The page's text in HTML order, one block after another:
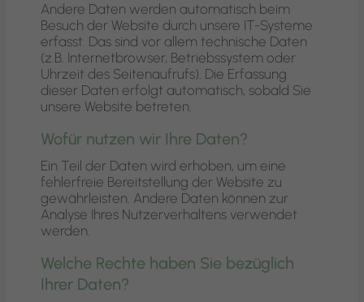
Andere Daten werden automatisch beim
Besuch der Website durch unsere IT-Systeme
erfasst. Das sind vor allem technische Daten
(z.B. Internetbrowser, Betriebssystem oder
Uhrzeit des Seitenaufrufs). Die Erfassung
dieser Daten erfolgt automatisch, sobald Sie
unsere Website betreten.
Wofür nutzen wir Ihre Daten?
Ein Teil der Daten wird erhoben, um eine
fehlerfreie Bereitstellung der Website zu
gewährleisten. Andere Daten können zur
Analyse Ihres Nutzerverhaltens verwendet
werden.
Welche Rechte haben Sie bezüglich
Ihrer Daten?